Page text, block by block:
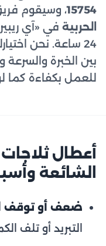
15754، وسيقوم
الحربية في «آي
24 ساعة. نحن
بين الخبرة والسرعة
للعمل بكفاءة كما
أعطال
الشائعة
ضعف أو توقف
التبريد أو تلف